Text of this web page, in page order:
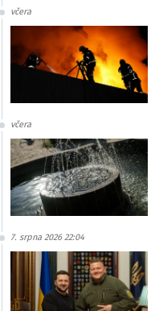
včera
včera
7. srpna 2026 22:04